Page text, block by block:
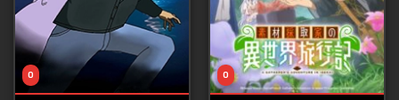
0 0